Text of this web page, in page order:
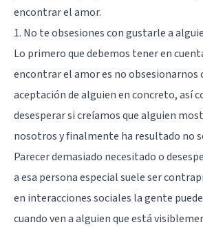
encontrar el amor.
1. No te obsesiones con gustarle a
Lo primero que debemos tener en
encontrar el amor es no obsesionarnos
aceptación de alguien en concreto, así
desesperar si creíamos que alguien
nosotros y finalmente ha resultado no
Parecer demasiado necesitado o
a esa persona especial suele ser
en interacciones sociales la gente
cuando ven a alguien que está